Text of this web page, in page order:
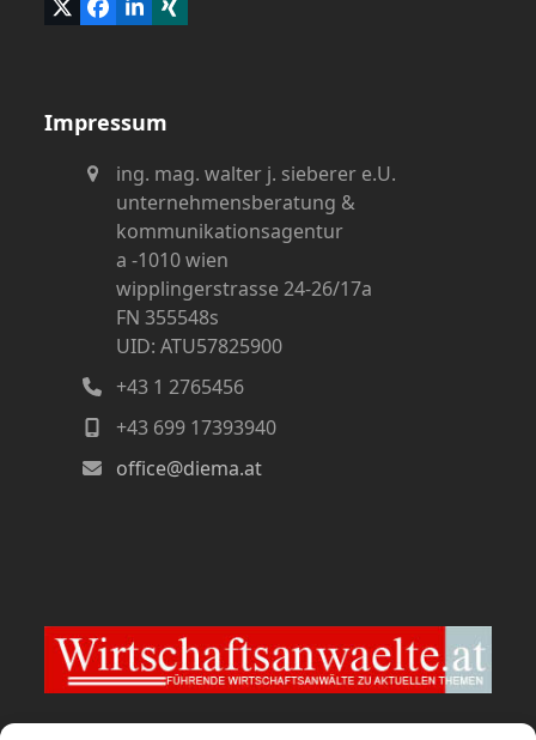
TwitterFacebook
LinkedIn
Xing
Impressum
ing. mag. walter j. sieberer e.U.
unternehmensberatung &
kommunikationsagentur
a -1010 wien
wipplingerstrasse 24-26/17a
FN 355548s
UID: ATU57825900
+43 1 2765456
+43 699 17393940
office@diema.at